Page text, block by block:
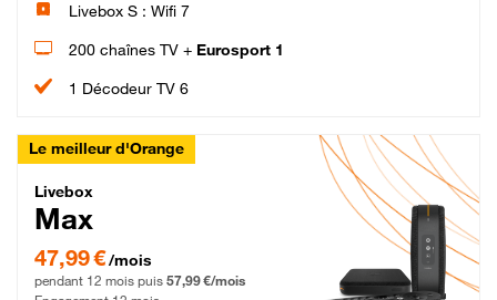
Livebox S : Wifi 7
200 chaînes TV + Eurosport 1
1 Décodeur TV 6
Le meilleur d'Orange
Livebox Max Fibre
Livebox
Max
47,99 € par mois pendant 12 mois puis 57,99 € par mois, Engagement 12 mois
47,99 €/mois
pendant 12 mois puis 57,99 €/mois